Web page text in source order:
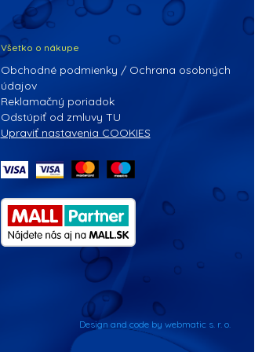
Všetko o nákupe
Obchodné podmienky / Ochrana osobných
údajov
Reklamačný poriadok
Odstúpiť od zmluvy TU
Upraviť nastavenia COOKIES
Design and code by webmatic s. r. o.